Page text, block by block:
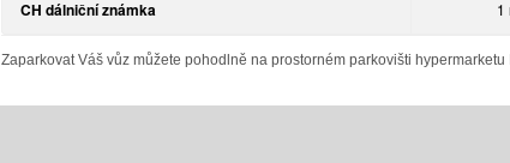
CH dálniční známka 1
Zaparkovat Váš vůz můžete pohodlně na prostorném parkovišti hypermarketu